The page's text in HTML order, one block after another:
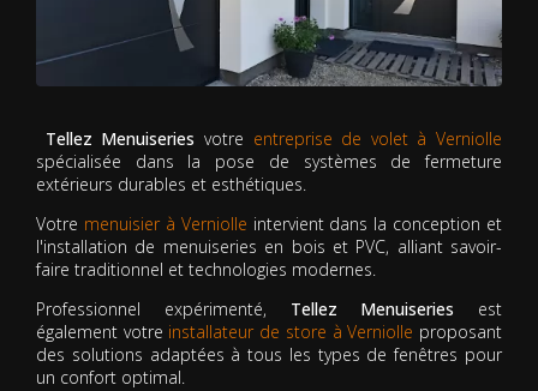
Tellez Menuiseries votre entreprise de volet à Verniolle
spécialisée dans la pose de systèmes de fermeture
extérieurs durables et esthétiques.
Votre menuisier à Verniolle intervient dans la conception et
l'installation de menuiseries en bois et PVC, alliant savoir-
faire traditionnel et technologies modernes.
Professionnel expérimenté, Tellez Menuiseries est
également votre installateur de store à Verniolle proposant
des solutions adaptées à tous les types de fenêtres pour
un confort optimal.